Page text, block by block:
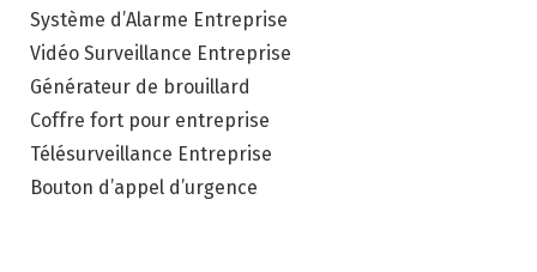
Système d’Alarme Entreprise
Vidéo Surveillance Entreprise
Générateur de brouillard
Coffre fort pour entreprise
Télésurveillance Entreprise
Bouton d’appel d’urgence